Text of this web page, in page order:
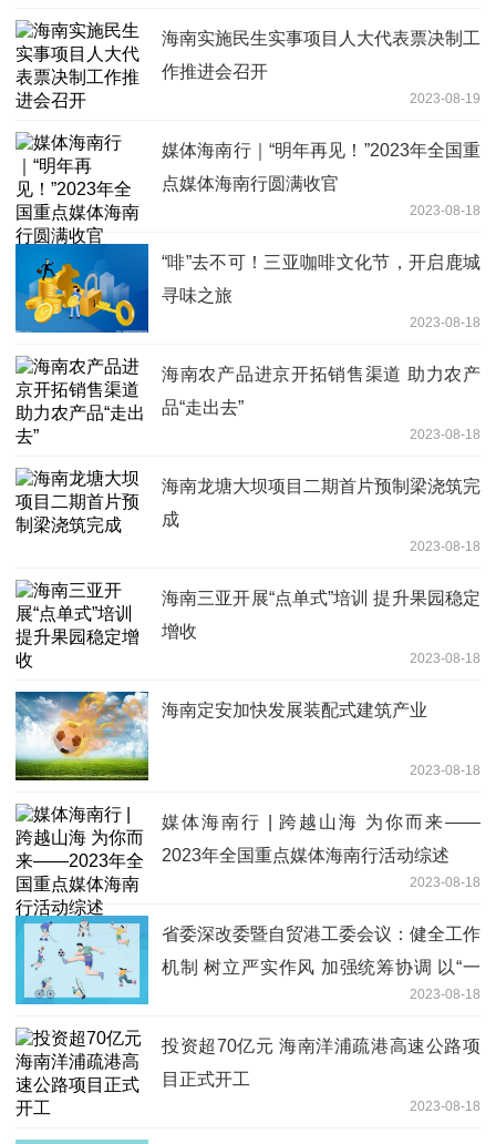
海南实施民生实事项目人大代表票决制工
作推进会召开
2023-08-19
媒体海南行｜“明年再见！”2023年全国重
点媒体海南行圆满收官
2023-08-18
“啡”去不可！三亚咖啡文化节，开启鹿城
寻味之旅
2023-08-18
海南农产品进京开拓销售渠道 助力农产
品“走出去”
2023-08-18
海南龙塘大坝项目二期首片预制梁浇筑完
成
2023-08-18
海南三亚开展“点单式”培训 提升果园稳定
增收
2023-08-18
海南定安加快发展装配式建筑产业
2023-08-18
媒体海南行 | 跨越山海 为你而来——
2023年全国重点媒体海南行活动综述
2023-08-18
省委深改委暨自贸港工委会议：健全工作
机制 树立严实作风 加强统筹协调 以“一
天当三天用”的干劲加快推进自由贸易港
建设
2023-08-18
投资超70亿元 海南洋浦疏港高速公路项
目正式开工
2023-08-18